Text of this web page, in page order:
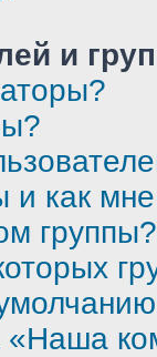
и
и как
группы?
«Наша